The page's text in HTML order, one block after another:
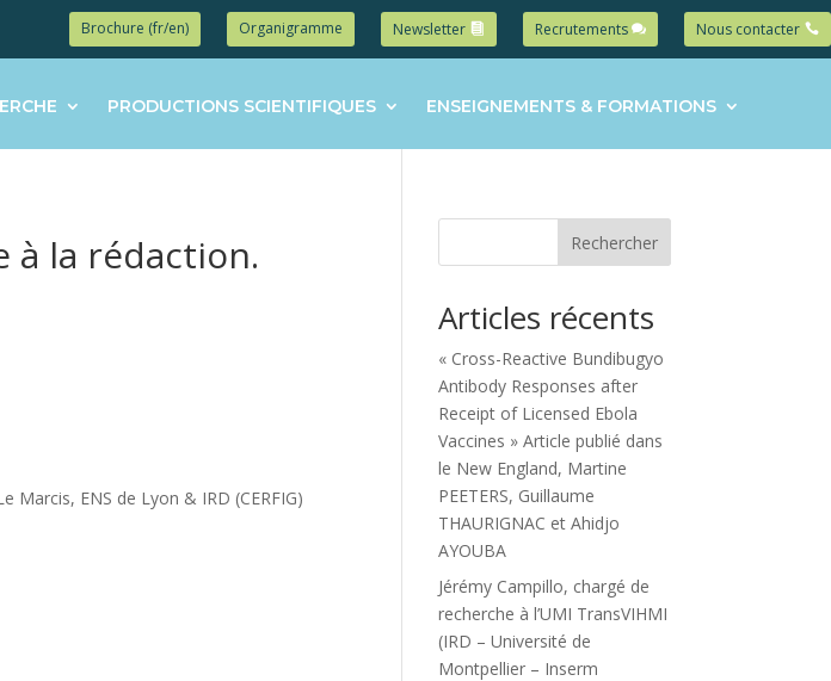
Brochure (fr/en) Organigramme Newsletter Recrutements Nous contacter
PRODUCTIONS SCIENTIFIQUES ENSEIGNEMENTS & FORMATIONS
à la rédaction.
Marcis, ENS de Lyon & IRD (CERFIG)
Rechercher
Articles récents
« Cross-Reactive Bundibugyo
Antibody Responses after
Receipt of Licensed Ebola
Vaccines » Article publié dans
le New England, Martine
PEETERS, Guillaume
THAURIGNAC et Ahidjo
AYOUBA
Jérémy Campillo, chargé de
recherche à l’UMI TransVIHMI
(IRD – Université de
Montpellier – Inserm